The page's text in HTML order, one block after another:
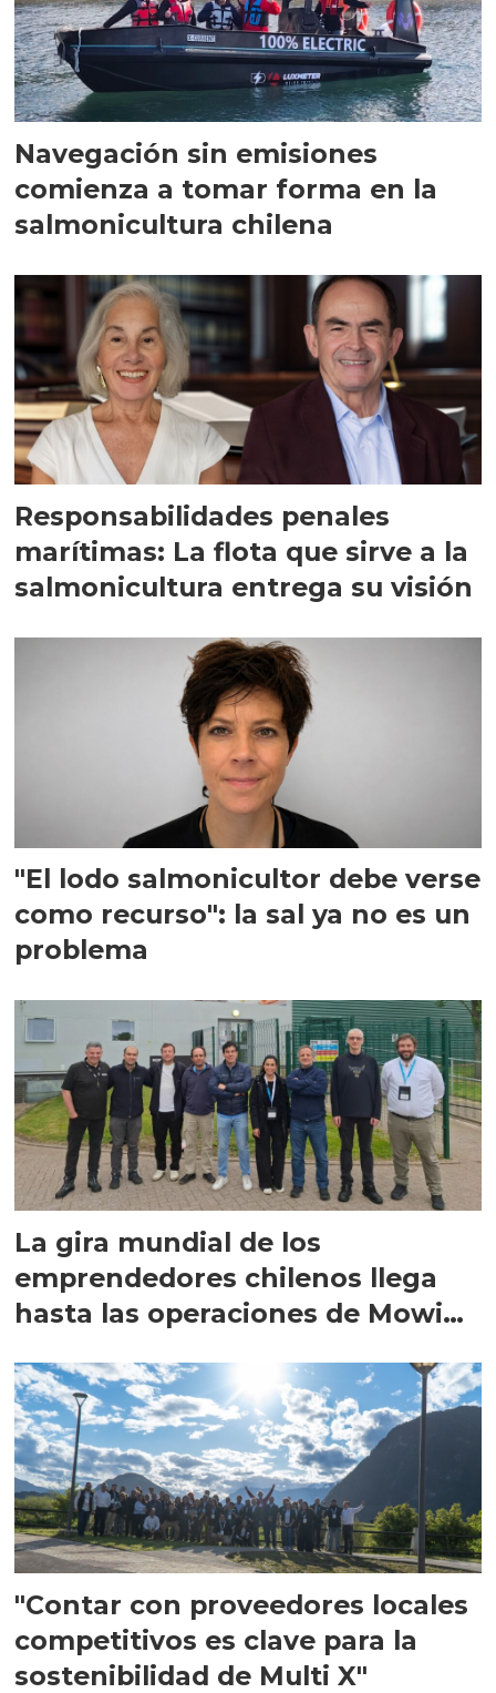
Navegación sin emisiones
comienza a tomar forma en la
salmonicultura chilena
Responsabilidades penales
marítimas: La flota que sirve a la
salmonicultura entrega su visión
"El lodo salmonicultor debe verse
como recurso": la sal ya no es un
problema
La gira mundial de los
emprendedores chilenos llega
hasta las operaciones de Mowi
"Contar con proveedores locales
competitivos es clave para la
sostenibilidad de Multi X"